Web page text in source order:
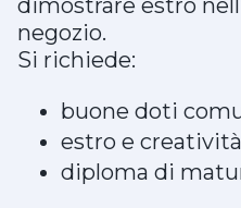
dimostrare estro
negozio.
Si richiede:
buone doti
estro e creatività
diploma di